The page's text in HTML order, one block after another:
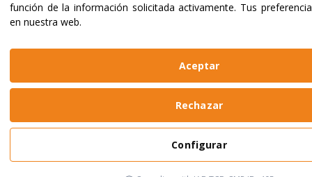
función de la información solicitada activamente. Tus
en nuestra web.
Configurar
Rechazar
Aceptar